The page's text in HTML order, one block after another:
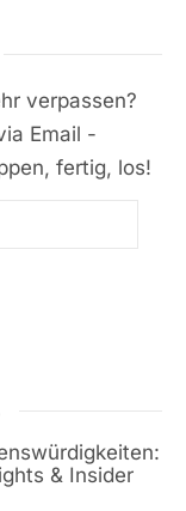
verpassen?
Email -
fertig, los!
& Insider